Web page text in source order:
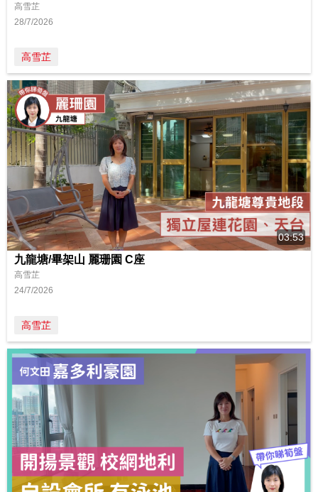
高雪芷
28/7/2026
高雪芷
03:53
九龍塘/畢架山 麗珊園 C座
高雪芷
24/7/2026
高雪芷